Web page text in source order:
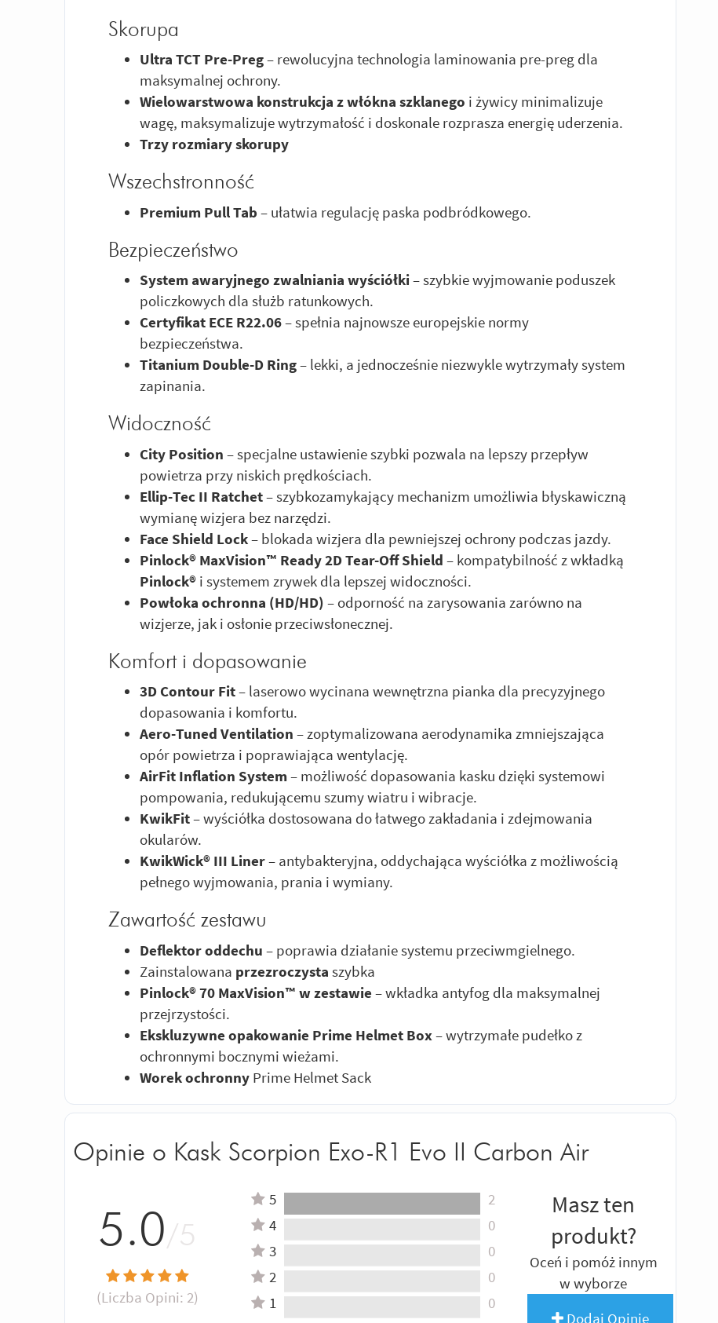
Skorupa
Ultra TCT Pre-Preg– rewolucyjna technologia laminowania pre-preg dla
maksymalnej ochrony.
Wielowarstwowa konstrukcja z włókna szklanego i żywicy minimalizuje
wagę, maksymalizuje wytrzymałość i doskonale rozprasza energię uderzenia.
Trzy rozmiary skorupy
Wszechstronność
Premium Pull Tab– ułatwia regulację paska podbródkowego.
Bezpieczeństwo
System awaryjnego zwalniania wyściółki– szybkie wyjmowanie poduszek
policzkowych dla służb ratunkowych.
Certyfikat ECE R22.06– spełnia najnowsze europejskie normy
bezpieczeństwa.
Titanium Double-D Ring– lekki, a jednocześnie niezwykle wytrzymały system
zapinania.
Widoczność
City Position – specjalne ustawienie szybki pozwala na lepszy przepływ
powietrza przy niskich prędkościach.
Ellip-Tec II Ratchet– szybkozamykający mechanizm umożliwia błyskawiczną
wymianę wizjera bez narzędzi.
Face Shield Lock– blokada wizjera dla pewniejszej ochrony podczas jazdy.
Pinlock® MaxVision™ Ready 2D Tear-Off Shield – kompatybilność z wkładką
Pinlock® i systemem zrywek dla lepszej widoczności.
Powłoka ochronna (HD/HD) – odporność na zarysowania zarówno na
wizjerze, jak i osłonie przeciwsłonecznej.
Komfort i dopasowanie
3D Contour Fit– laserowo wycinana wewnętrzna pianka dla precyzyjnego
dopasowania i komfortu.
Aero-Tuned Ventilation – zoptymalizowana aerodynamika zmniejszająca
opór powietrza i poprawiająca wentylację.
AirFit Inflation System– możliwość dopasowania kasku dzięki systemowi
pompowania, redukującemu szumy wiatru i wibracje.
KwikFit– wyściółka dostosowana do łatwego zakładania i zdejmowania
okularów.
KwikWick® III Liner– antybakteryjna, oddychająca wyściółka z możliwością
pełnego wyjmowania, prania i wymiany.
Zawartość zestawu
Deflektor oddechu – poprawia działanie systemu przeciwmgielnego.
Zainstalowana przezroczysta szybka
Pinlock® 70 MaxVision™ w zestawie – wkładka antyfog dla maksymalnej
przejrzystości.
Ekskluzywne opakowanie Prime Helmet Box– wytrzymałe pudełko z
ochronnymi bocznymi wieżami.
Worek ochronny Prime Helmet Sack
Opinie o Kask Scorpion Exo-R1 Evo II Carbon Air
5.0/5
(Liczba Opini: 2)
5
2
4
0
3
0
2
0
1
0
Masz ten
produkt?
Oceń i pomóż innym
w wyborze
Dodaj Opinię